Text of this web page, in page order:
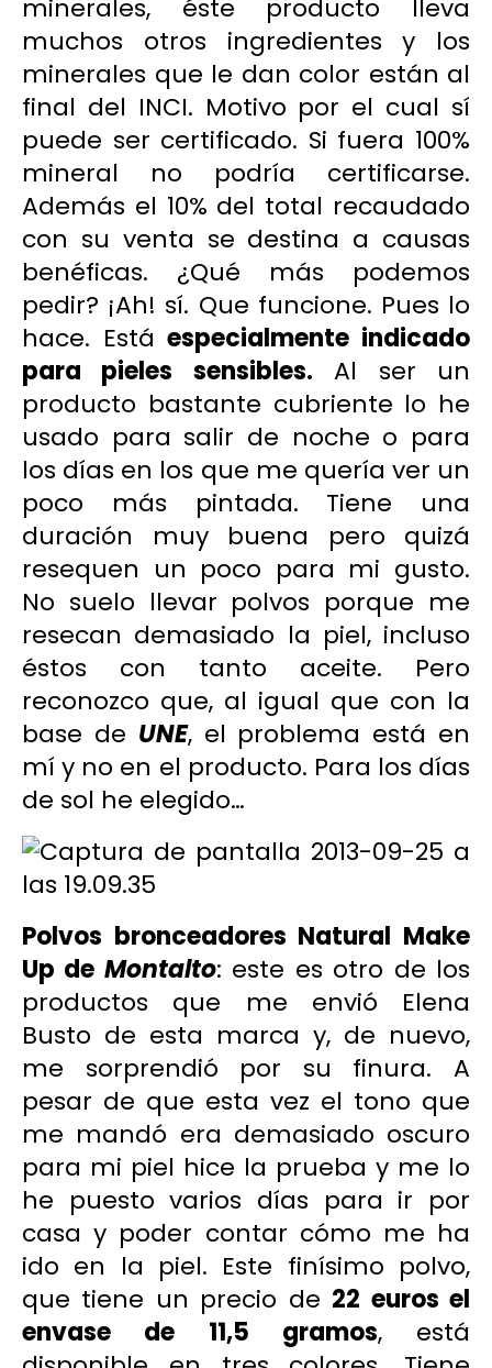
minerales, éste producto lleva
muchos otros ingredientes y los
minerales que le dan color están al
final del INCI. Motivo por el cual sí
puede ser certificado. Si fuera 100%
mineral no podría certificarse.
Además el 10% del total recaudado
con su venta se destina a causas
benéficas. ¿Qué más podemos
pedir? ¡Ah! sí. Que funcione. Pues lo
hace. Estáespecialmente indicado
para pieles sensibles. Al ser un
producto bastante cubriente lo he
usado para salir de noche o para
los días en los que me quería ver un
poco más pintada. Tiene una
duración muy buena pero quizá
resequen un poco para mi gusto.
No suelo llevar polvos porque me
resecan demasiado la piel, incluso
éstos con tanto aceite. Pero
reconozco que, al igual que con la
base de UNE, el problema está en
mí y no en el producto. Para los días
de sol he elegido…
Polvos bronceadores Natural Make
Up de Montalto: este es otro de los
productos que me envió Elena
Busto de esta marca y, de nuevo,
me sorprendió por su finura. A
pesar de que esta vez el tono que
me mandó era demasiado oscuro
para mi piel hice la prueba y me lo
he puesto varios días para ir por
casa y poder contar cómo me ha
ido en la piel. Este finísimo polvo,
que tiene un precio de 22 euros el
envase de 11,5 gramos, está